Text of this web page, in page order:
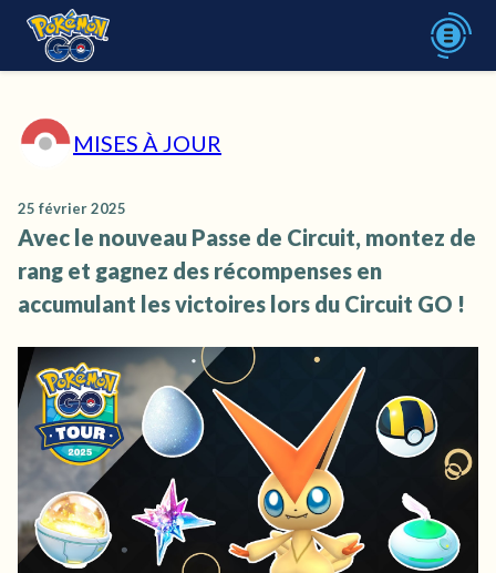
MISES À JOUR
25 février 2025
Avec le nouveau Passe de Circuit, montez de
rang et gagnez des récompenses en
accumulant les victoires lors du Circuit GO !